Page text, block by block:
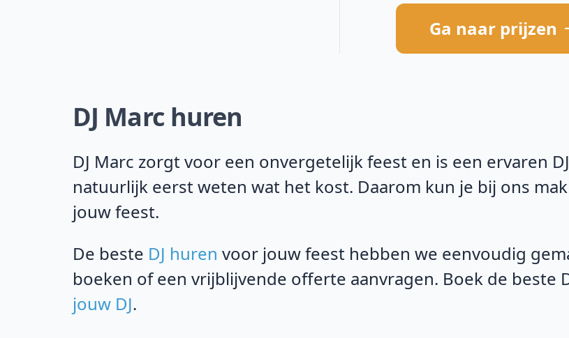
Ga naar prijzen
DJ Marc huren
DJ Marc zorgt voor een onvergetelijk feest en is een ervaren
natuurlijk eerst weten wat het kost. Daarom kun je bij ons
jouw feest.
De beste DJ huren voor jouw feest hebben we eenvoudig
boeken of een vrijblijvende offerte aanvragen. Boek de beste
jouw DJ.